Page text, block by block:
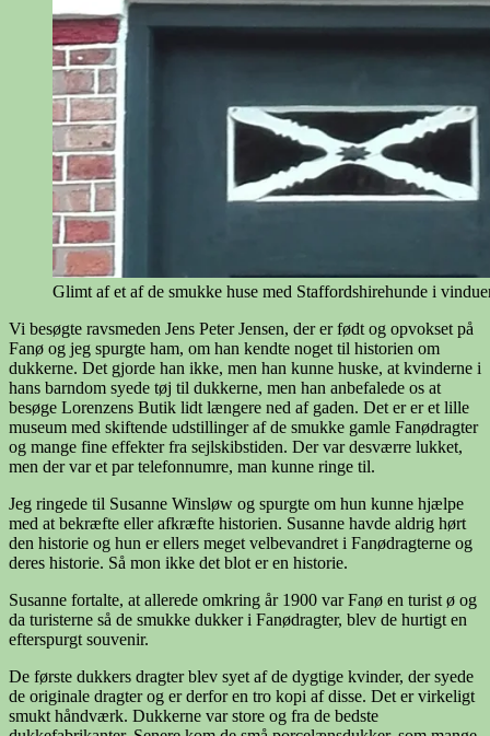
Glimt af et af de smukke huse med Staffordshirehunde i
Vi besøgte ravsmeden Jens Peter Jensen, der er født og opvokset på
Fanø og jeg spurgte ham, om han kendte noget til historien om
dukkerne. Det gjorde han ikke, men han kunne huske, at kvinderne i
hans barndom syede tøj til dukkerne, men han anbefalede os at
besøge Lorenzens Butik lidt længere ned af gaden. Det er er et lille
museum med skiftende udstillinger af de smukke gamle Fanødragter
og mange fine effekter fra sejlskibstiden. Der var desværre lukket,
men der var et par telefonnumre, man kunne ringe til.
Jeg ringede til Susanne Winsløw og spurgte om hun kunne hjælpe
med at bekræfte eller afkræfte historien. Susanne havde aldrig hørt
den historie og hun er ellers meget velbevandret i Fanødragterne og
deres historie. Så mon ikke det blot er en historie.
Susanne fortalte, at allerede omkring år 1900 var Fanø en turist ø og
da turisterne så de smukke dukker i Fanødragter, blev de hurtigt en
efterspurgt souvenir.
De første dukkers dragter blev syet af de dygtige kvinder, der syede
de originale dragter og er derfor en tro kopi af disse. Det er virkeligt
smukt håndværk. Dukkerne var store og fra de bedste